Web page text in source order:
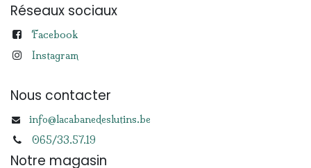
Réseaux sociaux
Facebook
Instagram
Nous contacter
info@lacabanedeslutins.be
065/33.57.19
Notre magasin